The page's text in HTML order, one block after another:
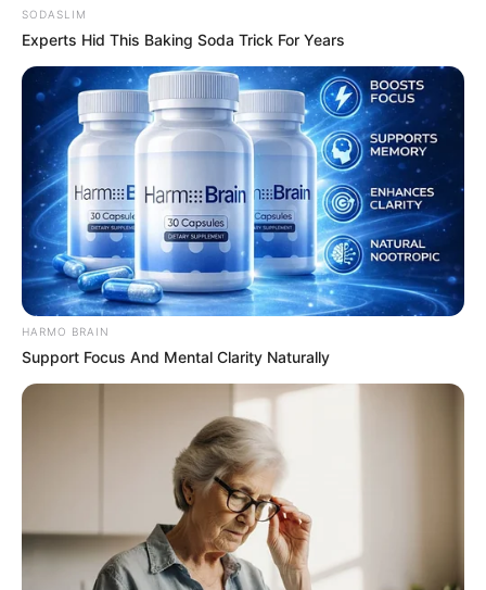
SODASLIM
Experts Hid This Baking Soda Trick For Years
HARMO BRAIN
Support Focus And Mental Clarity Naturally